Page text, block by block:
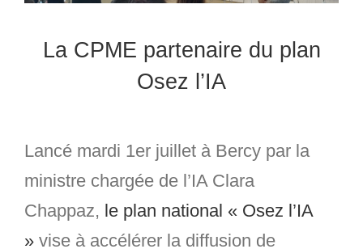
La CPME partenaire du plan
Osez l’IA
Lancé mardi 1er juillet à Bercy par la
ministre chargée de l’IA Clara
Chappaz, le plan national « Osez l’IA
»vise à accélérer la diffusion de